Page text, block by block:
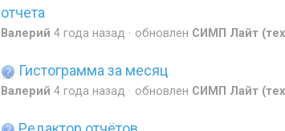
отчета
Валерий 4 года назад обновлен СИМП Лайт
Гистограмма за месяц
Валерий 4 года назад обновлен СИМП Лайт